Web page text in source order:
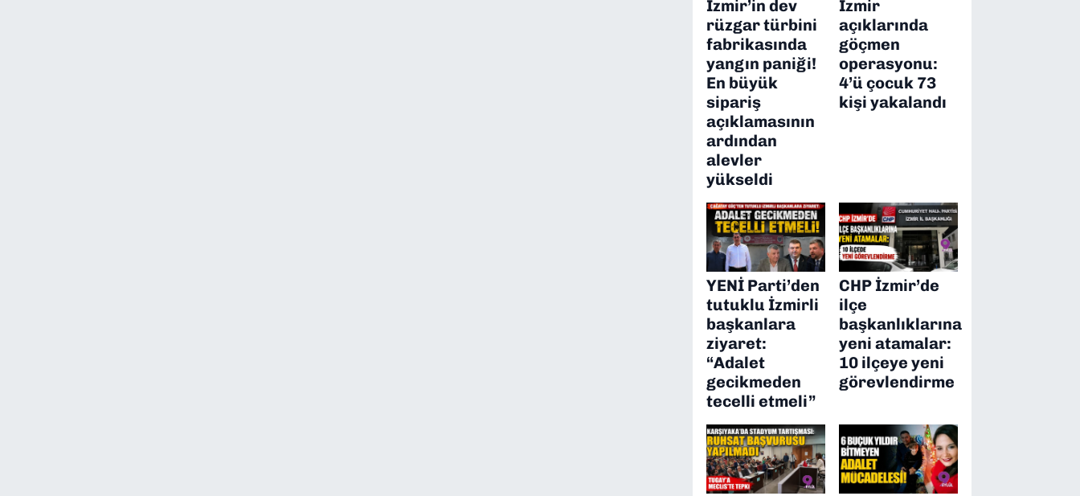
İzmir’in dev
rüzgar türbini
fabrikasında
yangın paniği!
En büyük
sipariş
açıklamasının
ardından
alevler
yükseldi
İzmir
açıklarında
göçmen
operasyonu:
4’ü çocuk 73
kişi yakalandı
YENİ Parti’den
tutuklu İzmirli
başkanlara
ziyaret:
“Adalet
gecikmeden
tecelli etmeli”
CHP İzmir’de
ilçe
başkanlıklarına
yeni atamalar:
10 ilçeye yeni
görevlendirme